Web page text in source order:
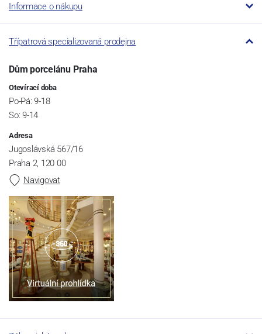
Informace o nákupu
Třípatrová specializovaná prodejna
Dům porcelánu Praha
Otevírací doba
Po-Pá: 9-18
So: 9-14
Adresa
Jugoslávská 567/16
Praha 2, 120 00
Navigovat